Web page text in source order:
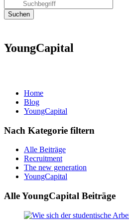
YoungCapital
Home
Blog
YoungCapital
Nach Kategorie filtern
Alle Beiträge
Recruitment
The new generation
YoungCapital
Alle YoungCapital Beiträge